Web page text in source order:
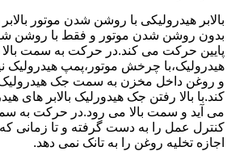
بالابر هیدرولیکی با روشن شدن موتور
بدون روشن شدن موتور و فقط با روشن
پایین حرکت می کند.در حرکت به سمت بالا
هیدرولیک،با چرخش موتور،پمپ هیدرولیک
و روغن داخل مخزن به سمت جک هیدرولیک
کند.با بالا رفتن جک هیدورلیک بالابر های
می آید و سمت بالا می رود.در حرکت به
کنترل عمل را به دست گرفته و تا زمانی که
اجازه تخلیه روغن را به تانک نمی دهد.